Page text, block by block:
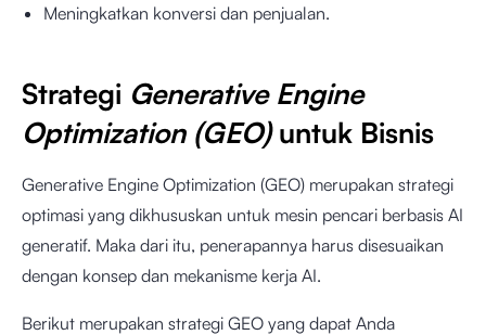
Meningkatkan konversi dan penjualan.
Strategi Generative Engine
Optimization (GEO)untuk Bisnis
Generative Engine Optimization (GEO) merupakan strategi
optimasi yang dikhususkan untuk mesin pencari berbasis AI
generatif. Maka dari itu, penerapannya harus disesuaikan
dengan konsep dan mekanisme kerja AI.
Berikut merupakan strategi GEO yang dapat Anda